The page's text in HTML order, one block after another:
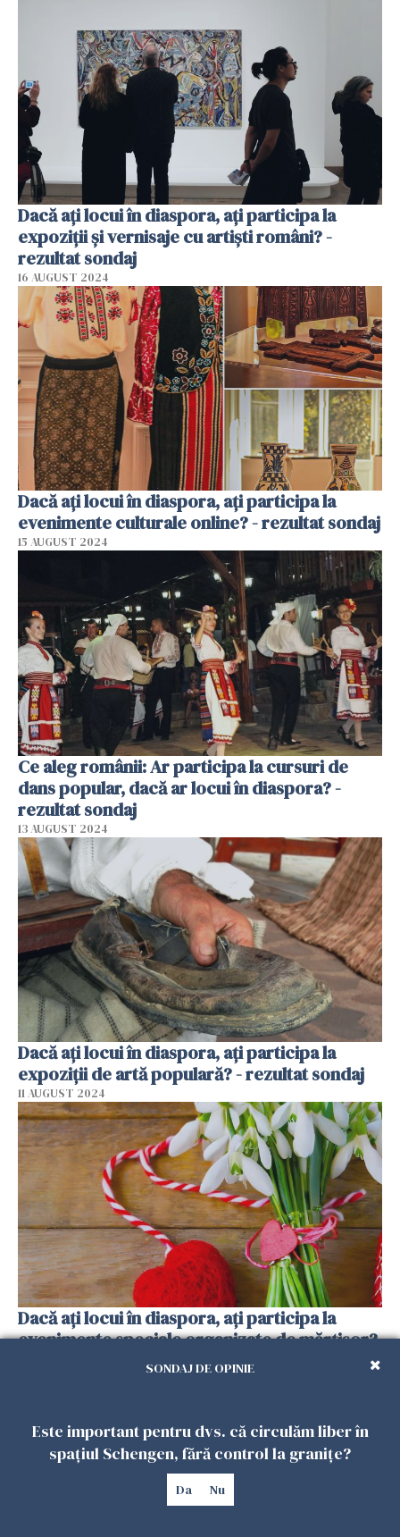
Dacă ați locui în diaspora, ați participa la
expoziții și vernisaje cu artiști români? -
rezultat sondaj
16 AUGUST 2024
Dacă ați locui în diaspora, ați participa la
evenimente culturale online? - rezultat sondaj
15 AUGUST 2024
Ce aleg românii: Ar participa la cursuri de
dans popular, dacă ar locui în diaspora? -
rezultat sondaj
13 AUGUST 2024
Dacă ați locui în diaspora, ați participa la
expoziții de artă populară? - rezultat sondaj
11 AUGUST 2024
Dacă ați locui în diaspora, ați participa la
evenimente speciale organizate de mărțișor?
SONDAJ DE OPINIE
Este important pentru dvs. că circulăm liber în
spațiul Schengen, fără control la granițe?
Da Nu